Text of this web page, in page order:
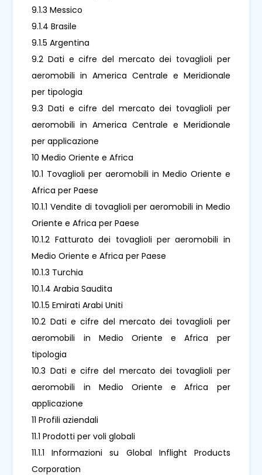
9.1.3 Messico
9.1.4 Brasile
9.1.5 Argentina
9.2 Dati e cifre del mercato dei tovaglioli per
aeromobili in America Centrale e Meridionale
per tipologia
9.3 Dati e cifre del mercato dei tovaglioli per
aeromobili in America Centrale e Meridionale
per applicazione
10 Medio Oriente e Africa
10.1 Tovaglioli per aeromobili in Medio Oriente e
Africa per Paese
10.1.1 Vendite di tovaglioli per aeromobili in Medio
Oriente e Africa per Paese
10.1.2 Fatturato dei tovaglioli per aeromobili in
Medio Oriente e Africa per Paese
10.1.3 Turchia
10.1.4 Arabia Saudita
10.1.5 Emirati Arabi Uniti
10.2 Dati e cifre del mercato dei tovaglioli per
aeromobili in Medio Oriente e Africa per
tipologia
10.3 Dati e cifre del mercato dei tovaglioli per
aeromobili in Medio Oriente e Africa per
applicazione
11 Profili aziendali
11.1 Prodotti per voli globali
11.1.1 Informazioni su Global Inflight Products
Corporation